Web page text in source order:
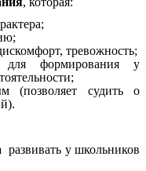
тревожность;
для формирования у
(позволяет судить о
развивать у школьников